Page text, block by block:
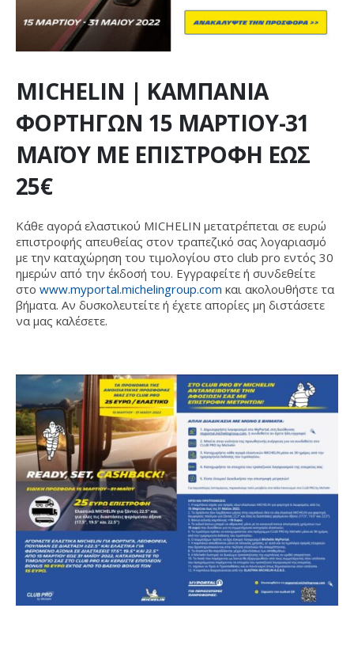
MICHELIN | ΚΑΜΠΑΝΙΑ
ΦΟΡΤΗΓΩΝ 15 ΜΑΡΤΙΟΥ-31
ΜΑΪΟΥ ΜΕ ΕΠΙΣΤΡΟΦΗ ΕΩΣ
25€
Κάθε αγορά ελαστικού MICHELIN μετατρέπεται σε ευρώ
επιστροφής απευθείας στον τραπεζικό σας λογαριασμό
με την καταχώρηση του τιμολογίου στο club pro εντός 30
ημερών από την έκδοσή του. Εγγραφείτε ή συνδεθείτε
στο www.myportal.michelingroup.com και ακολουθήστε τα
βήματα. Αν δυσκολευτείτε ή έχετε απορίες μη διστάσετε
να μας καλέσετε.